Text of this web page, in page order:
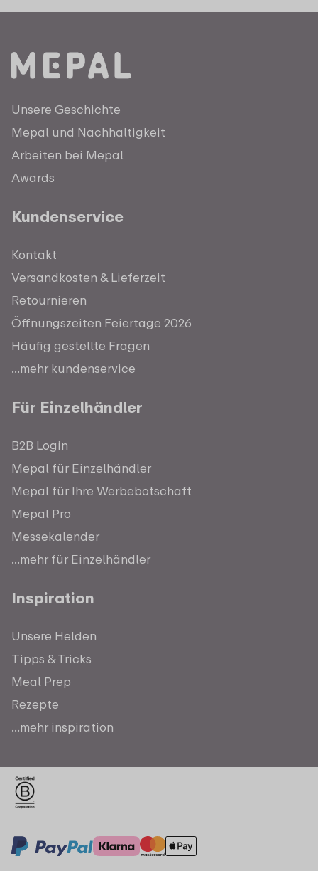
Unsere Geschichte
Mepal und Nachhaltigkeit
Arbeiten bei Mepal
Awards
Kundenservice
Kontakt
Versandkosten & Lieferzeit
Retournieren
Öffnungszeiten Feiertage 2026
Häufig gestellte Fragen
...mehr kundenservice
Für Einzelhändler
B2B Login
Mepal für Einzelhändler
Mepal für Ihre Werbebotschaft
Mepal Pro
Messekalender
...mehr für Einzelhändler
Inspiration
Unsere Helden
Tipps & Tricks
Meal Prep
Rezepte
...mehr inspiration